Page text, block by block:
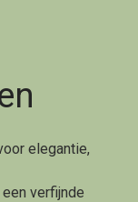
elegantie,
verfijnde